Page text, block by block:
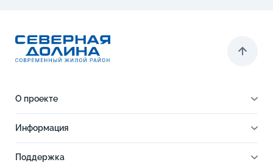
О проекте
Инфраструктура
Информация
Поддержка